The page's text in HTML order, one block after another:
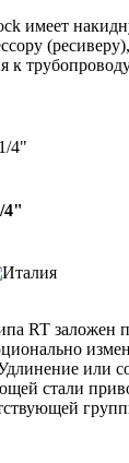
имеет
к
4"
RT заложен
или
стали